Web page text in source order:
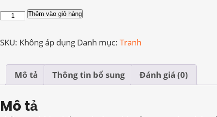
Tranh
Thích
Hạnh
lượng
Thêm vào giỏ hàng
SKU: Không áp dụng Danh mục: Tranh
Mô tả Thông tin bổ sung Đánh giá (0)
Mô tả